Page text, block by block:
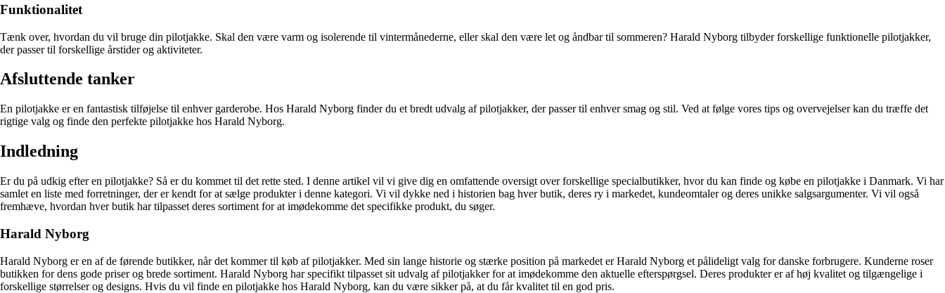
Funktionalitet
Tænk over, hvordan du vil bruge din pilotjakke. Skal den være varm og isolerende til vintermånederne, eller skal den være let og åndbar til sommeren? Harald Nyborg tilbyder forskellige funktionelle pilotjakker,
der passer til forskellige årstider og aktiviteter.
Afsluttende tanker
En pilotjakke er en fantastisk tilføjelse til enhver garderobe. Hos Harald Nyborg finder du et bredt udvalg af pilotjakker, der passer til enhver smag og stil. Ved at følge vores tips og overvejelser kan du træffe det
rigtige valg og finde den perfekte pilotjakke hos Harald Nyborg.
Indledning
Er du på udkig efter en pilotjakke? Så er du kommet til det rette sted. I denne artikel vil vi give dig en omfattende oversigt over forskellige specialbutikker, hvor du kan finde og købe en pilotjakke i Danmark. Vi har
samlet en liste med forretninger, der er kendt for at sælge produkter i denne kategori. Vi vil dykke ned i historien bag hver butik, deres ry i markedet, kundeomtaler og deres unikke salgsargumenter. Vi vil også
fremhæve, hvordan hver butik har tilpasset deres sortiment for at imødekomme det specifikke produkt, du søger.
Harald Nyborg
Harald Nyborg er en af de førende butikker, når det kommer til køb af pilotjakker. Med sin lange historie og stærke position på markedet er Harald Nyborg et pålideligt valg for danske forbrugere. Kunderne roser
butikken for dens gode priser og brede sortiment. Harald Nyborg har specifikt tilpasset sit udvalg af pilotjakker for at imødekomme den aktuelle efterspørgsel. Deres produkter er af høj kvalitet og tilgængelige i
forskellige størrelser og designs. Hvis du vil finde en pilotjakke hos Harald Nyborg, kan du være sikker på, at du får kvalitet til en god pris.